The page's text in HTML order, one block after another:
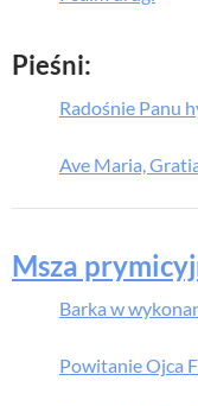
Pieśni:
Radośnie Panu
Ave Maria,
Msza
Barka w
Powitanie Ojca